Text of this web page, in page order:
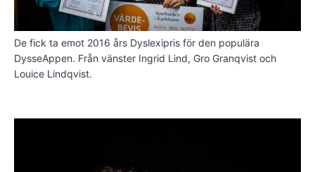
De fick ta emot 2016 års Dyslexipris för den populära
DysseAppen. Från vänster Ingrid Lind, Gro Granqvist och
Louice Lindqvist.